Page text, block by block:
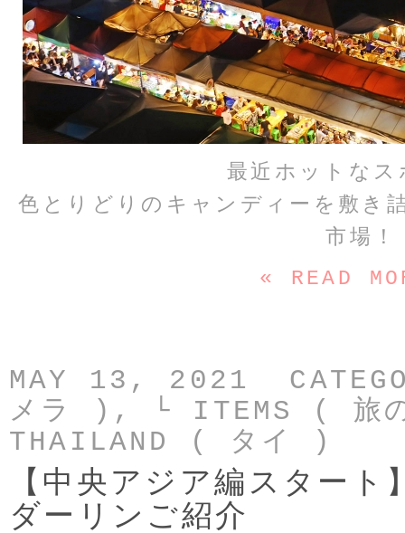
最近ホットなス
色とりどりのキャンディーを敷き
市場！
« READ
MAY 13, 2021
メラ ) ,
└ ITEMS ( 旅
THAILAND ( タイ )
【中央アジア編スター
ダーリンご紹介